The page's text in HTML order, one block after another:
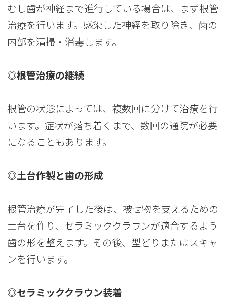
むし歯が神経まで進行している場合は、まず根管
治療を行います。感染した神経を取り除き、歯の
内部を清掃・消毒します。
◎根管治療の継続
根管の状態によっては、複数回に分けて治療を行
います。症状が落ち着くまで、数回の通院が必要
になることもあります。
◎土台作製と歯の形成
根管治療が完了した後は、被せ物を支えるための
土台を作り、セラミッククラウンが適合するよう
歯の形を整えます。その後、型どりまたはスキャ
ンを行います。
◎セラミッククラウン装着